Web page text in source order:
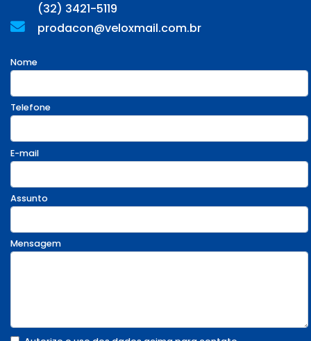
(32) 3421-5119
prodacon@veloxmail.com.br
Nome
Telefone
E-mail
Assunto
Mensagem